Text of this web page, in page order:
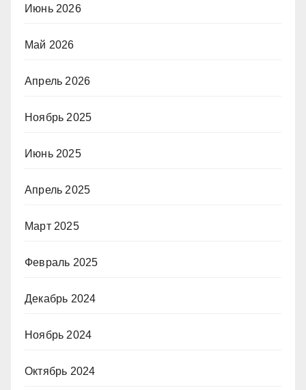
Июнь 2026
Май 2026
Апрель 2026
Ноябрь 2025
Июнь 2025
Апрель 2025
Март 2025
Февраль 2025
Декабрь 2024
Ноябрь 2024
Октябрь 2024